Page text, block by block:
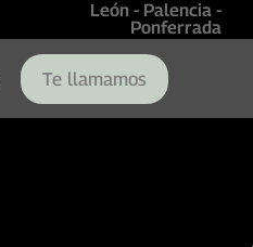
León - Palencia -
Ponferrada
Te llamamos